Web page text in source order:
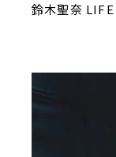
鈴木聖奈